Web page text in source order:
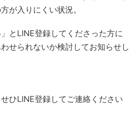
が入りにくい状況。
とLINE登録してくださった方に
せられないか検討してお知らせし
ひLINE登録してご連絡ください